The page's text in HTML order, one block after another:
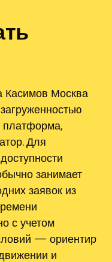
Касимов Москва
Для
занимает
заявок из
с учетом
— ориентир
и